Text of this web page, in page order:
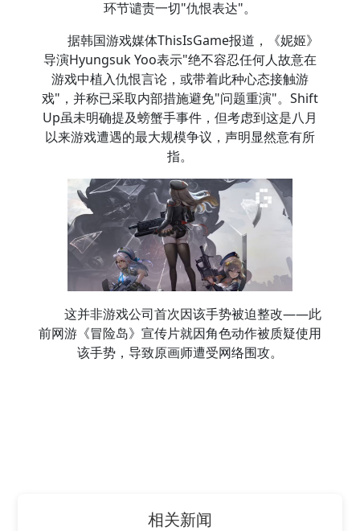
环节谴责一切"仇恨表达"。
据韩国游戏媒体ThisIsGame报道，《妮姬》
导演Hyungsuk Yoo表示"绝不容忍任何人故意在
游戏中植入仇恨言论，或带着此种心态接触游
戏"，并称已采取内部措施避免"问题重演"。Shift
Up虽未明确提及螃蟹手事件，但考虑到这是八月
以来游戏遭遇的最大规模争议，声明显然意有所
指。
这并非游戏公司首次因该手势被迫整改——此
前网游《冒险岛》宣传片就因角色动作被质疑使用
该手势，导致原画师遭受网络围攻。
相关新闻